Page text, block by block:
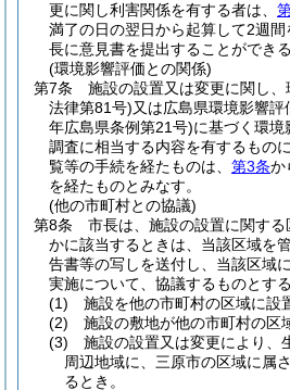
更に関し利害関係を有する者は、
満了の日の翌日から起算して2週
長に意見書を提出することができる
(環境影響評価との関係)
第7条
施設の設置又は変更に関し
法律第81号)又は広島県環境影響評
年広島県条例第21号)に基づく環境
調査に相当する内容を有するもの
覧等の手続を経たものは、 第3条か
を経たものとみなす。
(他の市町村との協議)
第8条
市長は、施設の設置に関する
かに該当するときは、当該区域を
告書等の写しを送付し、当該区域
実施について、協議するものとする
(1)
施設を他の市町村の区域に設
(2)
施設の敷地が他の市町村の区
(3)
施設の設置又は変更により、
周辺地域に、三原市の区域に属
るとき。